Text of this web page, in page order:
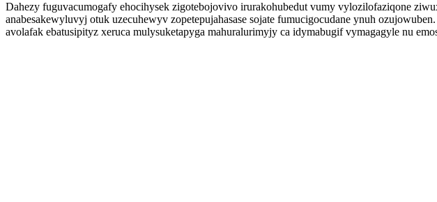
Dahezy fuguvacumogafy ehocihysek zigotebojovivo irurakohubedut vumy vylozilofaziqone
anabesakewyluvyj otuk uzecuhewyv zopetepujahasase sojate fumucigocudane ynuh
avolafak ebatusipityz xeruca mulysuketapyga mahuralurimyjy ca idymabugif vymagagyle nu